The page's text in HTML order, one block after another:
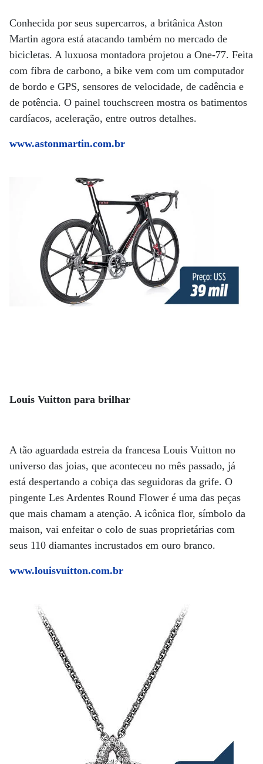
Conhecida por seus supercarros, a britânica Aston
Martin agora está atacando também no mercado de
bicicletas. A luxuosa montadora projetou a One-77. Feita
com fibra de carbono, a bike vem com um computador
de bordo e GPS, sensores de velocidade, de cadência e
de potência. O painel touchscreen mostra os batimentos
cardíacos, aceleração, entre outros detalhes.
www.astonmartin.com.br
Louis Vuitton para brilhar
A tão aguardada estreia da francesa Louis Vuitton no
universo das joias, que aconteceu no mês passado, já
está despertando a cobiça das seguidoras da grife. O
pingente Les Ardentes Round Flower é uma das peças
que mais chamam a atenção. A icônica flor, símbolo da
maison, vai enfeitar o colo de suas proprietárias com
seus 110 diamantes incrustados em ouro branco.
www.louisvuitton.com.br